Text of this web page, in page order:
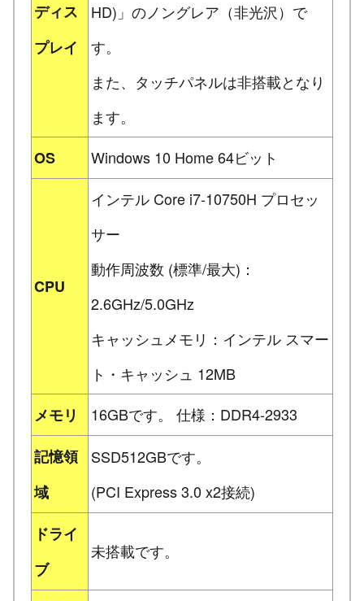
ディス
プレイ
HD)」のノングレア（非光沢）で
す。
また、タッチパネルは非搭載となり
ます。
OS
Windows 10 Home 64ビット
CPU
インテル Core i7-10750H プロセッ
サー
動作周波数 (標準/最大)：
2.6GHz/5.0GHz
キャッシュメモリ：インテル スマー
ト・キャッシュ 12MB
メモリ
16GBです。 仕様：DDR4-2933
記憶領
域
SSD512GBです。
(PCI Express 3.0 x2接続)
ドライ
ブ
未搭載です。